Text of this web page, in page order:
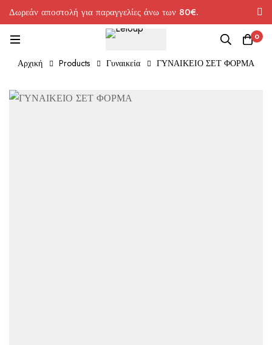
Δωρεάν αποστολή για παραγγελίες άνω των 80€.
0
Αρχική Products Γυναικεία ΓΥΝΑΙΚΕΙΟ ΣΕΤ ΦΟΡΜΑ